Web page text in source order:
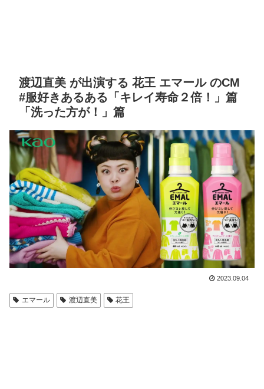
渡辺直美 が出演する 花王 エマール のCM
#服好きあるある「キレイ寿命２倍！」篇
「洗った方が！」篇
2023.09.04
エマール 渡辺直美 花王